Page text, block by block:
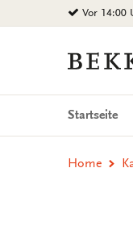
zum
Vor 14:00
Bekking
Blitz
Uitgevers
Startseite
Home